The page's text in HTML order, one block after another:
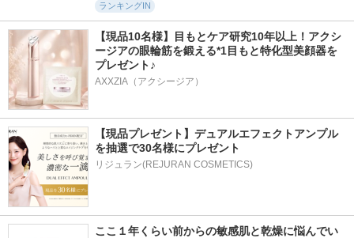
ランキングIN
【現品10名様】目もとケア研究10年以上！アクシ
ージアの眼輪筋を鍛える*1目もと特化型美顔器を
プレゼント♪
AXXZIA（アクシージア）
【現品プレゼント】デュアルエフェクトアンプル
を抽選で30名様にプレゼント
リジュラン(REJURAN COSMETICS)
ここ１年くらい前からの敏感肌と乾燥に悩んでい